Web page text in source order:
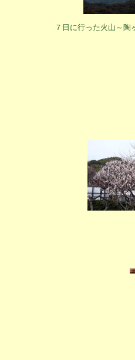
７日に行った火山～陶